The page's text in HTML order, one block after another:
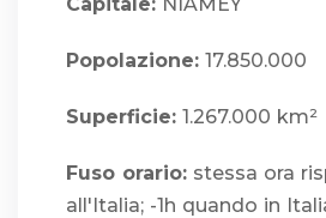
Popolazione: 17.850.000
Superficie: 1.267.000 km²
Fuso orario: stessa ora
all'Italia; -1h quando in